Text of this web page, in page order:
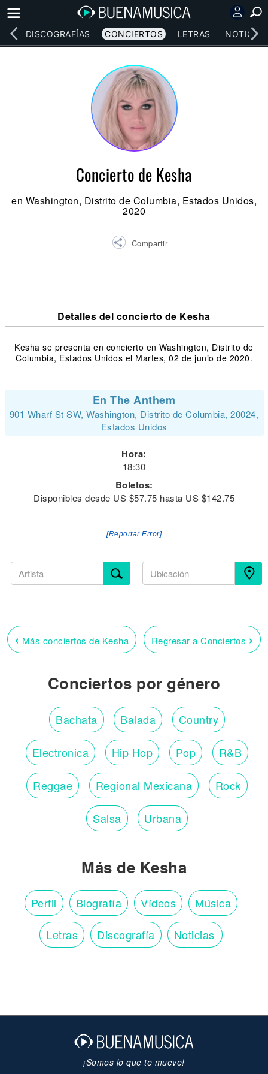
DISCOGRAFÍAS CONCIERTOS LETRAS NOTICIAS
Concierto de Kesha
en Washington, Distrito de Columbia, Estados Unidos,
2020
Compartir
Detalles del concierto de Kesha
Kesha se presenta en concierto en Washington, Distrito de
Columbia, Estados Unidos el Martes, 02 de junio de 2020.
En The Anthem
901 Wharf St SW, Washington, Distrito de Columbia, 20024,
Estados Unidos
Hora:
18:30
Boletos:
Disponibles desde US $57.75 hasta US $142.75
[Reportar Error]
‹ Más conciertos de Kesha Regresar a Conciertos ›
Conciertos por género
Bachata Balada Country
Electronica Hip Hop Pop R&B
Reggae Regional Mexicana Rock
Salsa Urbana
Más de Kesha
Perfil Biografía Vídeos Música
Letras Discografía Noticias
¡Somos lo que te mueve!